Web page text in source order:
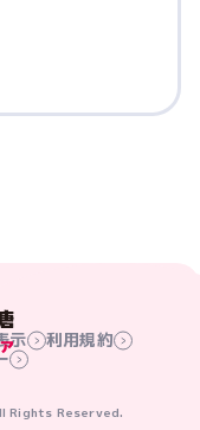
示
利用規約
Rights Reserved.